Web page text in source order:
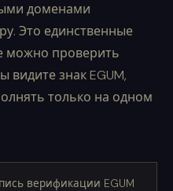
доменами
Это единственные
можно проверить
видите знак EGUM,
только на одном
верификации EGUM